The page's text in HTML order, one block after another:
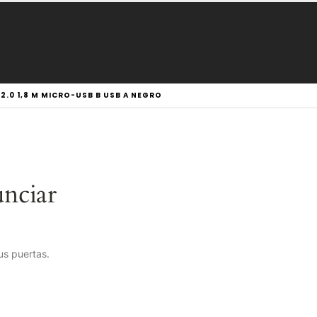
1,8 M MICRO-USB B USB A NEGRO
puertas.